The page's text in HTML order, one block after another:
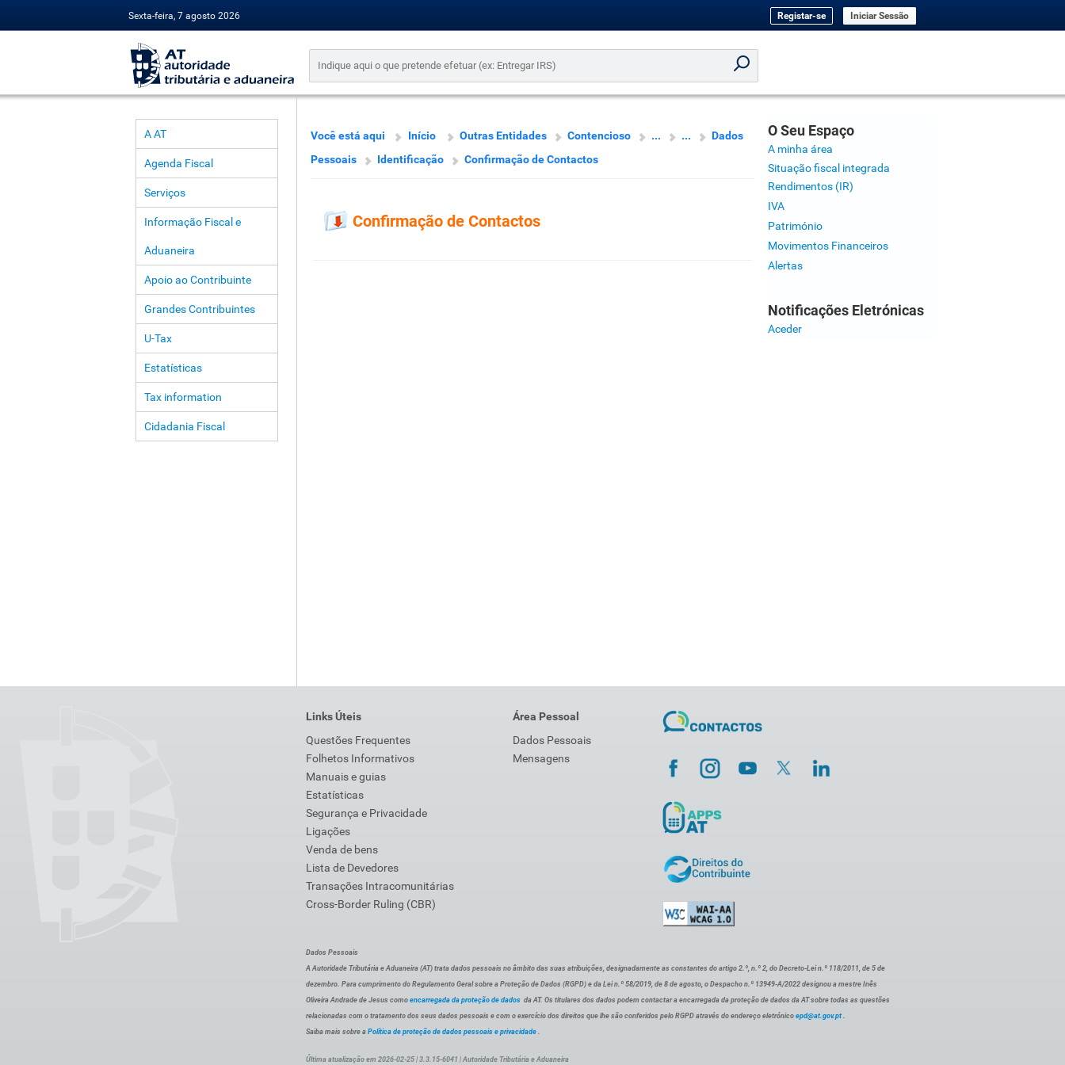
Sexta-feira, 7 agosto 2026 Registar-se Iniciar Sessão
A AT
Agenda Fiscal
Serviços
Informação Fiscal e
Aduaneira
Apoio ao Contribuinte
Grandes Contribuintes
U-Tax
Estatísticas
Tax information
Cidadania Fiscal
Você está aqui Início Outras Entidades Contencioso ... ...
Dados
Pessoais
Identificação Confirmação de Contactos
Confirmação de Contactos
O Seu Espaço
A minha área
Situação fiscal integrada
Rendimentos (IR)
IVA
Património
Movimentos Financeiros
Alertas
Notificações Eletrónicas
Aceder
Links Úteis
Questões Frequentes
Folhetos Informativos
Manuais e guias
Estatísticas
Segurança e Privacidade
Ligações
Venda de bens
Lista de Devedores
Transações Intracomunitárias
Cross-Border Ruling (CBR)
Área Pessoal
Dados Pessoais
Mensagens
Dados Pessoais
A Autoridade Tributária e Aduaneira (AT) trata dados pessoais no âmbito das suas atribuições, designadamente as constantes do artigo 2.º, n.º 2, do Decreto-Lei n.º 118/2011, de 5 de
dezembro. Para cumprimento do Regulamento Geral sobre a Proteção de Dados (RGPD) e da Lei n.º 58/2019, de 8 de agosto, o Despacho n.º 13949-A/2022 designou a mestre Inês
Oliveira Andrade de Jesus como encarregada da proteção de dados da AT. Os titulares dos dados podem contactar a encarregada da proteção de dados da AT sobre todas as questões
relacionadas com o tratamento dos seus dados pessoais e com o exercício dos direitos que lhe são conferidos pelo RGPD através do endereço eletrónico epd@at.gov.pt .
Saiba mais sobre a Política de proteção de dados pessoais e privacidade .
Última atualização em 2026-02-25 | 3.3.15-6041 | Autoridade Tributária e Aduaneira